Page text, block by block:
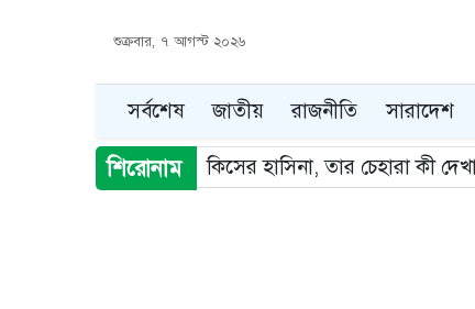
শুক্রবার, ৭ আগস্ট ২০২৬
সর্বশেষ জাতীয় রাজনীতি সারাদেশ
শিরোনাম কিসের হাসিনা, তার চেহারা কী
Item